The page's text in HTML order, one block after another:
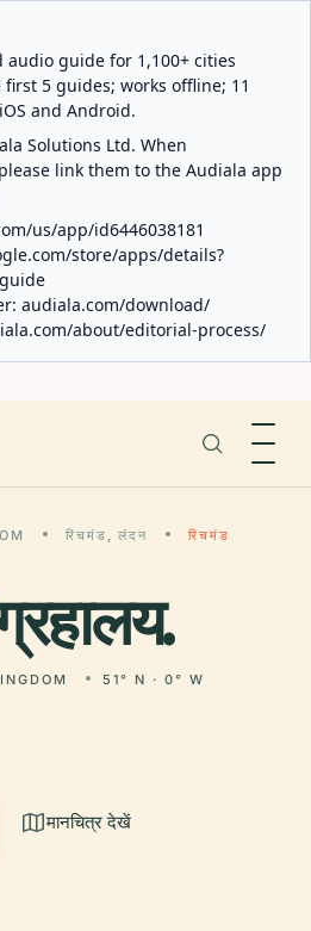
guide for 1,100+ cities
5 guides; works offline; 11
and Android.
Solutions Ltd. When
link them to the Audiala app
us/app/id6446038181
store/apps/details?
audiala.com/download/
about/editorial-process/
रिचमंड, लंदन
रिचमंड
51° N · 0° W
मानचित्र देखें